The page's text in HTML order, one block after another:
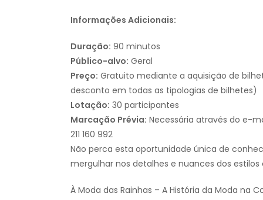
Informações Adicionais:
Duração: 90 minutos
Público-alvo: Geral
Preço: Gratuito mediante a aquisição de
desconto em todas as tipologias de bilhetes)
Lotação: 30 participantes
Marcação Prévia: Necessária através do e-
211 160 992
Não perca esta oportunidade única de
mergulhar nos detalhes e nuances dos
À Moda das Rainhas – A História da Moda na